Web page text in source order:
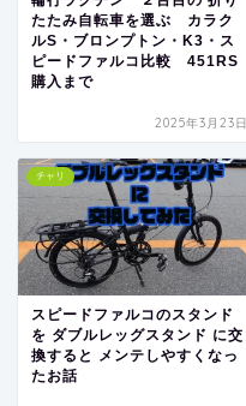
たたみ自転車を選ぶ カラク
ルS・ブロンプトン・K3・ス
ピードファルコ比較 451RS
購入まで
2025年3月23日
チャリ
スピードファルコのスタンド
を ダブルレッグスタンド に交
換すると メンテしやすくなっ
たお話